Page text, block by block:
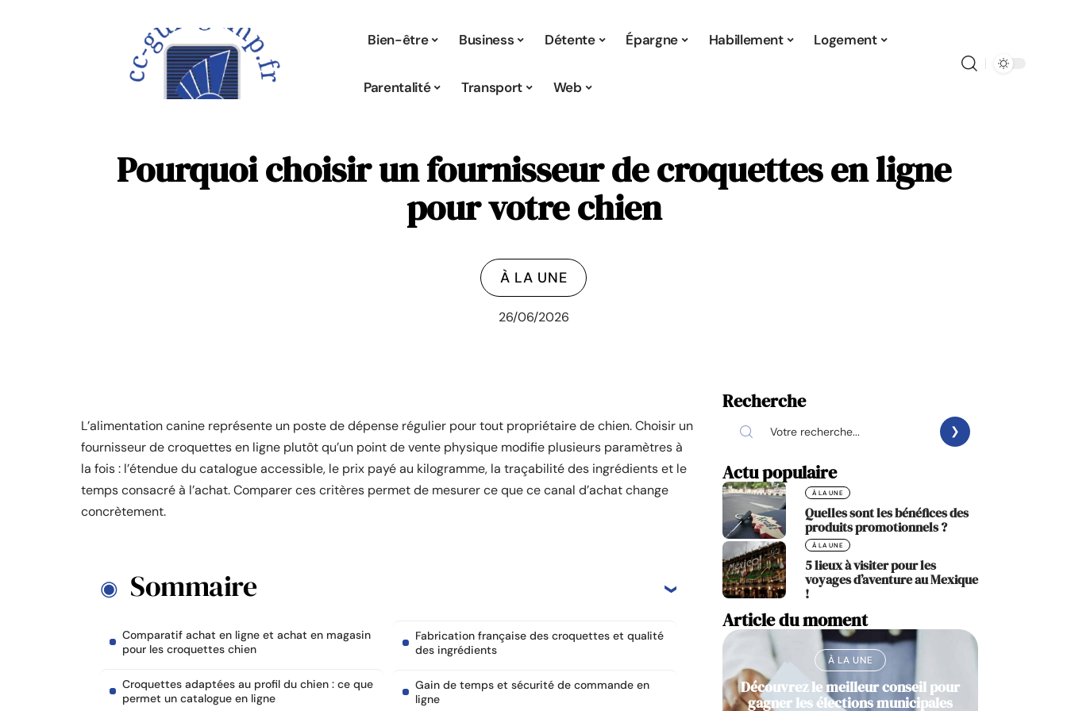
Bien-être Business Détente Épargne Habillement Logement
Parentalité Transport Web
Pourquoi choisir un fournisseur de croquettes en ligne
pour votre chien
À LA UNE
26/06/2026
L’alimentation canine représente un poste de dépense régulier pour tout propriétaire de chien. Choisir un
fournisseur de croquettes en ligne plutôt qu’un point de vente physique modifie plusieurs paramètres à
la fois : l’étendue du catalogue accessible, le prix payé au kilogramme, la traçabilité des ingrédients et le
temps consacré à l’achat. Comparer ces critères permet de mesurer ce que ce canal d’achat change
concrètement.
Sommaire
Comparatif achat en ligne et achat en magasin
pour les croquettes chien
Croquettes adaptées au profil du chien : ce que
permet un catalogue en ligne
Fabrication française des croquettes et qualité
des ingrédients
Gain de temps et sécurité de commande en
ligne
Recherche
Actu populaire
À LA UNE
Quelles sont les bénéfices des
produits promotionnels ?
À LA UNE
5 lieux à visiter pour les
voyages d’aventure au Mexique
!
Article du moment
À LA UNE
Découvrez le meilleur conseil pour
gagner les élections municipales